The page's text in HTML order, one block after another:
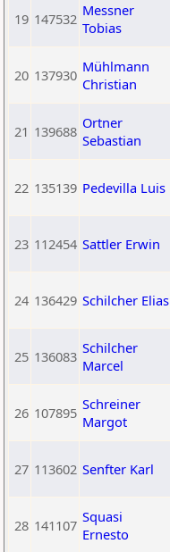
19 147532 Messner
Tobias
20 137930 Mühlmann
Christian
21 139688 Ortner
Sebastian
22 135139 Pedevilla Luis
23 112454 Sattler Erwin
24 136429 Schilcher Elias
25 136083 Schilcher
Marcel
26 107895 Schreiner
Margot
27 113602 Senfter Karl
28 141107 Squasi
Ernesto